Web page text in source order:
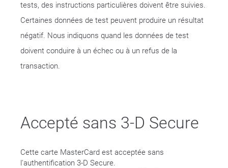
tests, des instructions particulières doivent être suivies.
Certaines données de test peuvent produire un résultat
négatif. Nous indiquons quand les données de test
doivent conduire à un échec ou à un refus de la
transaction.
Accepté sans 3-D Secure
Cette carte MasterCard est acceptée sans
l'authentification 3-D Secure.